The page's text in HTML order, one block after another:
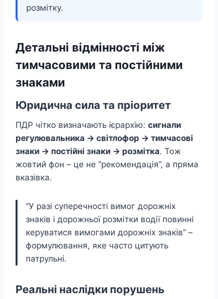
розмітку.
Детальні відмінності між
тимчасовими та постійними
знаками
Юридична сила та пріоритет
ПДР чітко визначають ієрархію: сигнали
регулювальника → світлофор → тимчасові
знаки → постійні знаки → розмітка. Тож
жовтий фон – це не “рекомендація”, а пряма
вказівка.
“У разі суперечності вимог дорожніх
знаків і дорожньої розмітки водії повинні
керуватися вимогами дорожніх знаків” –
формулювання, яке часто цитують
патрульні.
Реальні наслідки порушень